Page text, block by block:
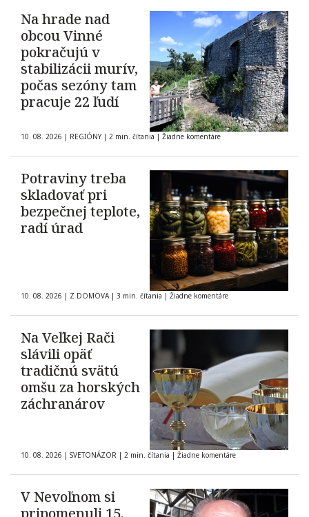
Na hrade nad
obcou Vinné
pokračujú v
stabilizácii murív,
počas sezóny tam
pracuje 22 ľudí
10. 08. 2026 | REGIÓNY | 2 min. čítania | Žiadne komentáre
Potraviny treba
skladovať pri
bezpečnej teplote,
radí úrad
10. 08. 2026 | Z DOMOVA | 3 min. čítania | Žiadne komentáre
Na Veľkej Rači
slávili opäť
tradičnú svätú
omšu za horských
záchranárov
10. 08. 2026 | SVETONÁZOR | 2 min. čítania | Žiadne komentáre
V Nevoľnom si
pripomenuli 15.